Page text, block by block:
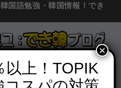
国語勉強・韓国情報！でき
以上！TOPIK
×